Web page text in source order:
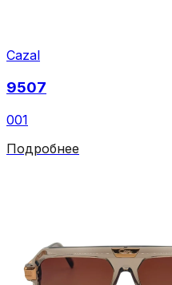
Cazal
9507
001
Подробнее